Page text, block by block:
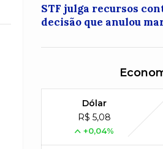
STF julga recursos
decisão que anulou
Dólar
R$ 5,08
+0,04%